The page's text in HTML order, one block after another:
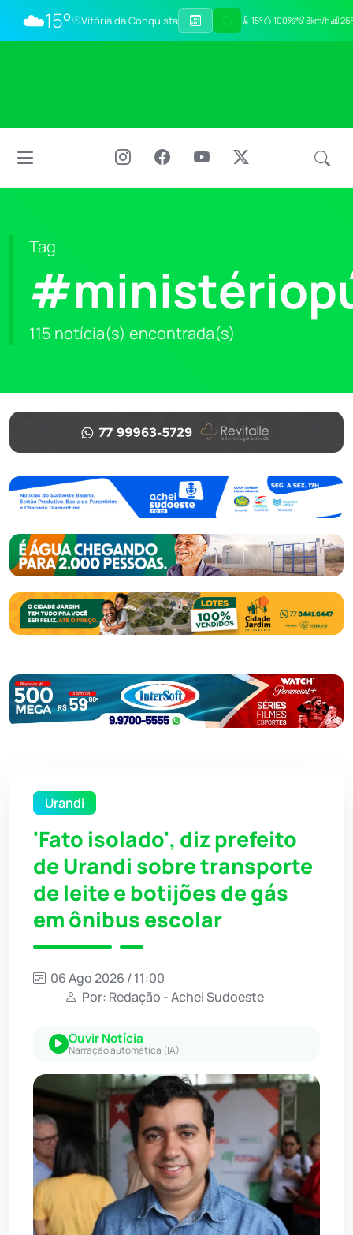
☁️15° Vitória da Conquista 15° 100% 8km/h
Tag
115 notícia(s) encontrada(s)
Urandi
'Fato isolado', diz prefeito
de Urandi sobre transporte
de leite e botijões de gás
em ônibus escolar
06 Ago 2026 / 11:00
Por: Redação - Achei Sudoeste
Ouvir Notícia
Narração automática (IA)